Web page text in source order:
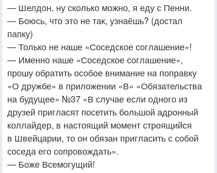
— Шелдон, ну сколько можно, я еду с Пенни.
— Боюсь, что это не так, узнаёшь? (достал
папку)
— Только не наше «Соседское соглашение»!
— Именно наше «Соседское соглашение»,
прошу обратить особое внимание на поправку
«О дружбе» в приложении «В» «Обязательства
на будущее» №37 «В случае если одного из
друзей пригласят посетить большой адронный
коллайдер, в настоящий момент строящийся
в Швейцарии, то он обязан пригласить с собой
соседа его сопровождать».
— Боже Всемогущий!